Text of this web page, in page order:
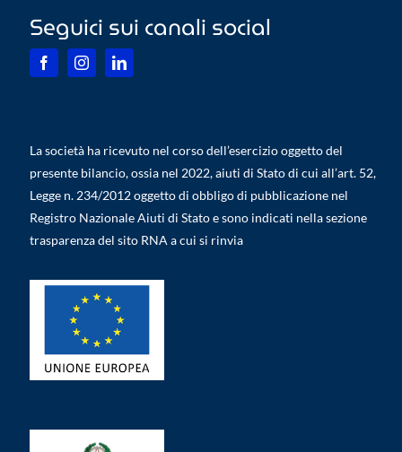
Seguici sui canali social
La società ha ricevuto nel corso dell’esercizio oggetto del
presente bilancio, ossia nel 2022, aiuti di Stato di cui all’art. 52,
Legge n. 234/2012 oggetto di obbligo di pubblicazione nel
Registro Nazionale Aiuti di Stato e sono indicati nella sezione
trasparenza del sito RNA a cui si rinvia